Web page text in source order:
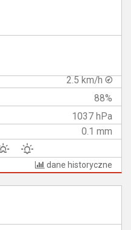
2.5 km/h
88%
1037 hPa
0.1 mm
dane historyczne